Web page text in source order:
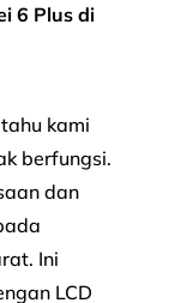
6 Plus di
kami
berfungsi.
dan
Ini
LCD